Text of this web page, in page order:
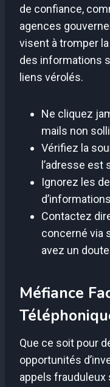
de confiance,
agences
visent à tromper
des informations
liens vérolés.
Ne cliquez
mails non
Vérifiez la
l’adresse est
Ignorez les
Contactez
concerné via
avez un
Méfiance
Que ce soit pour
opportunités
appels